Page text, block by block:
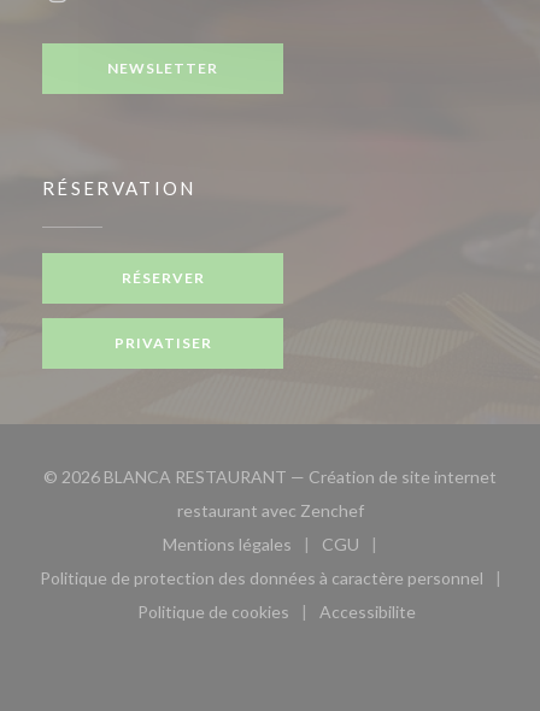
NEWSLETTER
RÉSERVATION
RÉSERVER
PRIVATISER
© 2026 BLANCA RESTAURANT — Création de site internet
restaurant avec Zenchef((ouvre une nouvelle
Mentions légales
((ouvre une nouvelle fenêtre))
CGU
((ouvre une nouvelle
Politique de protection des données à caractère personnel
((ouvre une nouvelle fenêtre))
Politique de cookies
((ouvre une nouvelle fenêtre))
Accessibilite